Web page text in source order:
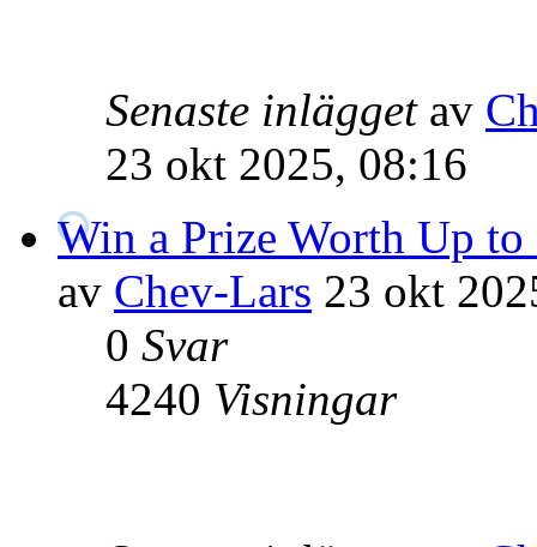
Senaste inlägget av
23 okt 2025, 08:16
Win a Prize Worth Up
av Chev-Lars 23 okt
0 Svar
4240 Visningar